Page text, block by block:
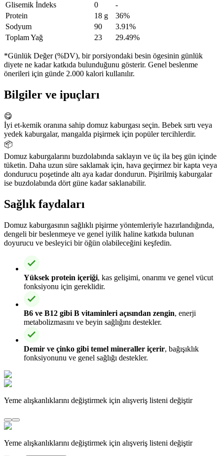
Glisemik İndeks
0
-
Protein
18 g
36%
Sodyum
90
3.91%
Toplam Yağ
23 29.49%
*Günlük Değer (%DV), bir porsiyondaki besin ögesinin günlük
diyete ne kadar katkıda bulunduğunu gösterir. Genel beslenme
önerileri için günde 2.000 kalori kullanılır.
Bilgiler ve ipuçları
😋
İyi et-kemik oranına sahip domuz kaburgası seçin. Bebek sırtı veya
yedek kaburgalar, mangalda pişirmek için popüler tercihlerdir.
📦
Domuz kaburgalarını buzdolabında saklayın ve üç ila beş gün içinde
tüketin. Daha uzun süre saklamak için, hava geçirmez bir kapta veya
dondurucu poşetinde altı aya kadar dondurun. Pişirilmiş kaburgalar
ise buzdolabında dört güne kadar saklanabilir.
Sağlık faydaları
Domuz kaburgasının sağlıklı pişirme yöntemleriyle hazırlandığında,
dengeli bir beslenmeye ve genel iyilik haline katkıda bulunan
doyurucu ve besleyici bir öğün olabileceğini keşfedin.
Yüksek protein içeriği, kas gelişimi, onarımı ve genel vücut
fonksiyonu için gereklidir.
B6 ve B12 gibi B vitaminleri açısından zengin, enerji
metabolizmasını ve beyin sağlığını destekler.
Demir ve çinko gibi temel mineraller içerir, bağışıklık
fonksiyonunu ve genel sağlığı destekler.
Yeme alışkanlıklarını değiştirmek için alışveriş listeni değiştir
Yeme alışkanlıklarını değiştirmek için alışveriş listeni değiştir